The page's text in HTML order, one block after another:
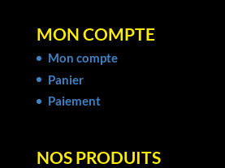
MON COMPTE
Mon compte
Panier
Paiement
NOS PRODUITS